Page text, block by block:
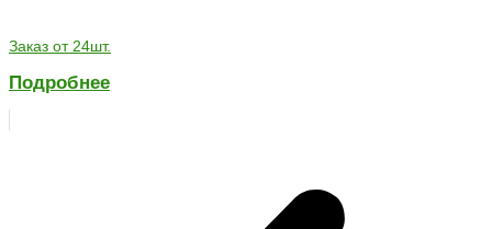
Заказ от 24шт.
Подробнее